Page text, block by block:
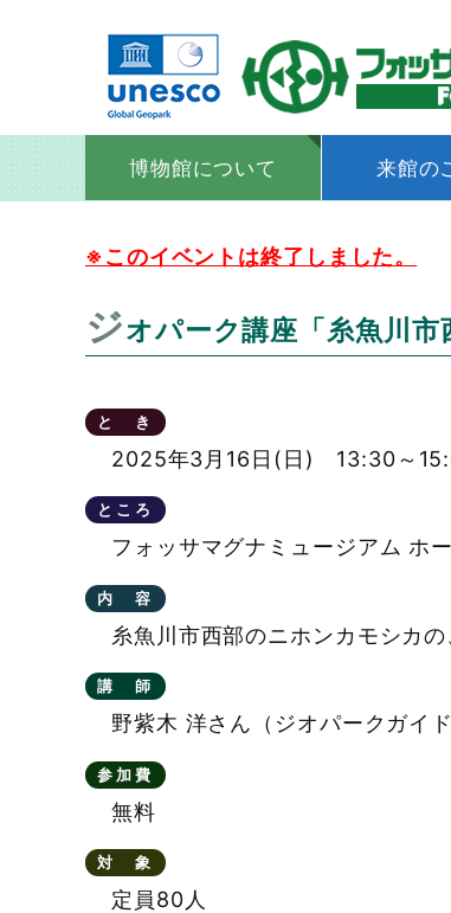
博物館について 来館の
※このイベントは終了しました。
ジオパーク講座「糸魚川市
と き
2025年3月16日(日) 13:30～
ところ
フォッサマグナミュージアム ホ
内 容
糸魚川市西部のニホンカモシカ
講 師
野紫木 洋さん（ジオパークガイド
参加費
無料
対 象
定員80人